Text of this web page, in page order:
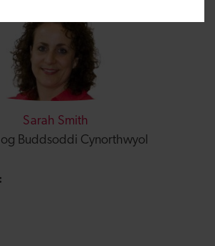
Sarah Smith
Buddsoddi Cynorthwyol